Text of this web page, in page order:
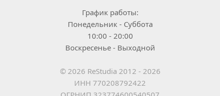
График работы:
Понедельник - Суббота
10:00 - 20:00
Воскресенье - Выходной
© 2026 ReStudia 2012 - 2026
ИНН 770208792422